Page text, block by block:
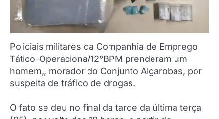
Policiais militares da Companhia de Emprego
Tático-Operaciona/12°BPM prenderam um
homem,, morador do Conjunto Algarobas, por
suspeita de tráfico de drogas.
O fato se deu no final da tarde da última terça